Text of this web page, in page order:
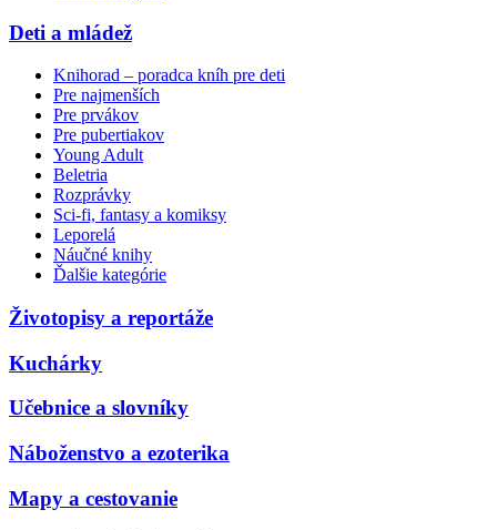
Deti a mládež
Knihorad – poradca kníh pre deti
Pre najmenších
Pre prvákov
Pre pubertiakov
Young Adult
Beletria
Rozprávky
Sci-fi, fantasy a komiksy
Leporelá
Náučné knihy
Ďalšie kategórie
Životopisy a reportáže
Kuchárky
Učebnice a slovníky
Náboženstvo a ezoterika
Mapy a cestovanie